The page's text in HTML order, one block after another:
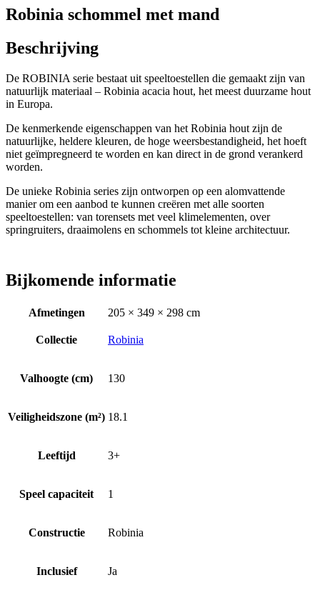
Robinia schommel met mand
Beschrijving
De ROBINIA serie bestaat uit speeltoestellen die gemaakt zijn van
natuurlijk materiaal – Robinia acacia hout, het meest duurzame hout
in Europa.
De kenmerkende eigenschappen van het Robinia hout zijn de
natuurlijke, heldere kleuren, de hoge weersbestandigheid, het hoeft
niet geïmpregneerd te worden en kan direct in de grond verankerd
worden.
De unieke Robinia series zijn ontworpen op een alomvattende
manier om een aanbod te kunnen creëren met alle soorten
speeltoestellen: van torensets met veel klimelementen, over
springruiters, draaimolens en schommels tot kleine architectuur.
Bijkomende informatie
Afmetingen 205 × 349 × 298 cm
Collectie Robinia
Valhoogte (cm) 130
Veiligheidszone (m²) 18.1
Leeftijd 3+
Speel capaciteit 1
Constructie Robinia
Inclusief Ja